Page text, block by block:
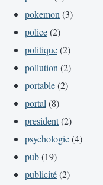
pokemon (3)
police(2)
politique(2)
pollution (2)
portable(2)
portal (8)
president(2)
psychologie(4)
pub(19)
publicité(2)